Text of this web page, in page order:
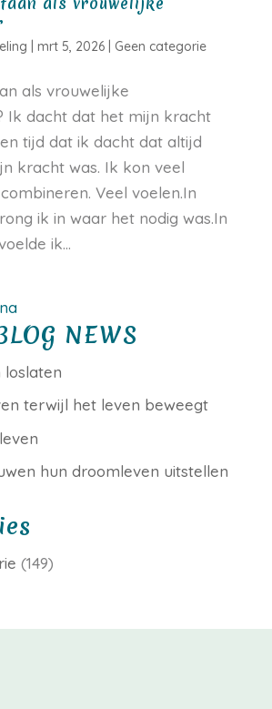
mrt 5, 2026| Geen categorie
als vrouwelijke
Ik dacht dat het mijn kracht
tijd dat ik dacht dat altijd
kracht was. Ik kon veel
Veel voelen.In
ik in waar het nodig was.In
ik...
NEWS
terwijl het leven beweegt
hun droomleven uitstellen
(149)